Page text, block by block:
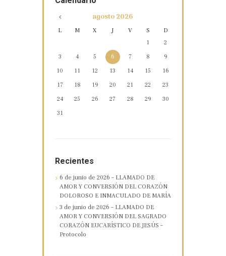
agosto2026
L M X J V S
D
1
2
3
4 5 6 7 8
9
10
11 12 13 14 15
16
17
18 19 20 21 22
23
24
25 26 27 28 29
30
31
Recientes
6 de junio de 2026 – LLAMADO DE
AMOR Y CONVERSIÓN DEL CORAZÓN
DOLOROSO E INMACULADO DE MARÍA
3 de junio de 2026 – LLAMADO DE
AMOR Y CONVERSIÓN DEL SAGRADO
CORAZÓN EUCARÍSTICO DE JESÚS –
Protocolo